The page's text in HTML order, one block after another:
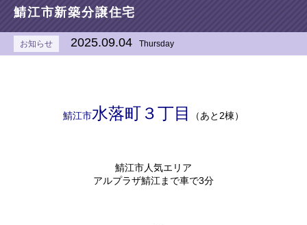
鯖江市新築分譲住宅
お知らせ 2025.09.04 Thursday
鯖江市水落町３丁目 （あと2棟）
鯖江市人気エリア
アルプラザ鯖江まで車で3分